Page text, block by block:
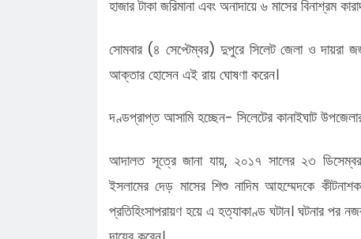
উদ্ধার
হাজার টাকা জরিমানা এবং অনাদায়ে ৬ মাসের বিনাশ্রম
সোমবার (৪ সেপ্টেম্বর) দুপুরে সিলেট জেলা ও
আক্তার হোসেন এই রায় ঘোষণা করেন।
দণ্ডপ্রাপ্ত আসামি হচ্ছেন- সিলেটের কানাইঘাট
আদালত সূত্রে জানা যায়, ২০১৭ সালের ২৩
ইসলামের দেড় মাসের শিশু নাদিম আহম্মেদকে
প্রতিহিংসাপরায়ণ হয়ে এ হত্যাকাণ্ড ঘটান। ঘটনার পর